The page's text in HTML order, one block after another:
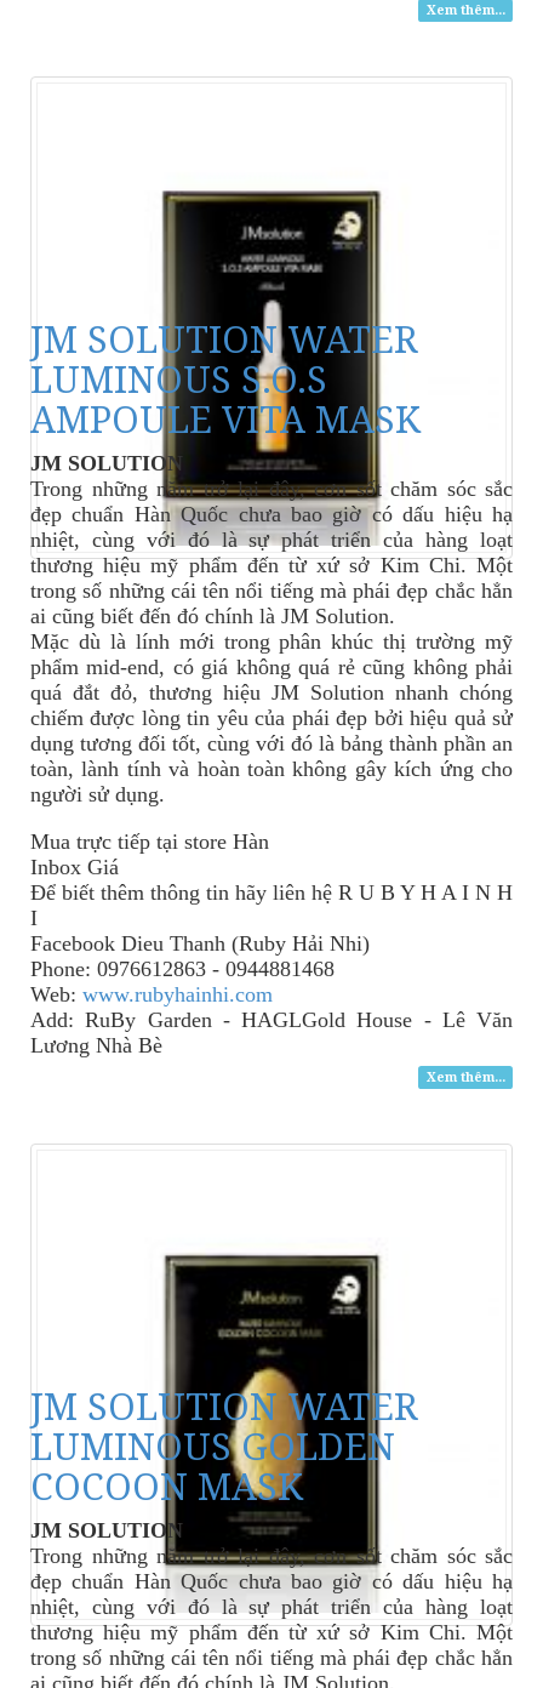
Xem thêm...
JM SOLUTION WATER
LUMINOUS S.O.S
AMPOULE VITA MASK
JM SOLUTION
Trong những năm trở lại đây, cơn sốt chăm sóc sắc
đẹp chuẩn Hàn Quốc chưa bao giờ có dấu hiệu hạ
nhiệt, cùng với đó là sự phát triển của hàng loạt
thương hiệu mỹ phẩm đến từ xứ sở Kim Chi. Một
trong số những cái tên nổi tiếng mà phái đẹp chắc hẳn
ai cũng biết đến đó chính là JM Solution.
Mặc dù là lính mới trong phân khúc thị trường mỹ
phẩm mid-end, có giá không quá rẻ cũng không phải
quá đắt đỏ, thương hiệu JM Solution nhanh chóng
chiếm được lòng tin yêu của phái đẹp bởi hiệu quả sử
dụng tương đối tốt, cùng với đó là bảng thành phần an
toàn, lành tính và hoàn toàn không gây kích ứng cho
người sử dụng.
Mua trực tiếp tại store Hàn
Inbox Giá
Để biết thêm thông tin hãy liên hệ R U B Y H A I N H
I
Facebook Dieu Thanh (Ruby Hải Nhi)
Phone: 0976612863 - 0944881468
Web: www.rubyhainhi.com
Add: RuBy Garden - HAGLGold House - Lê Văn
Lương Nhà Bè
Xem thêm...
JM SOLUTION WATER
LUMINOUS GOLDEN
COCOON MASK
JM SOLUTION
Trong những năm trở lại đây, cơn sốt chăm sóc sắc
đẹp chuẩn Hàn Quốc chưa bao giờ có dấu hiệu hạ
nhiệt, cùng với đó là sự phát triển của hàng loạt
thương hiệu mỹ phẩm đến từ xứ sở Kim Chi. Một
trong số những cái tên nổi tiếng mà phái đẹp chắc hẳn